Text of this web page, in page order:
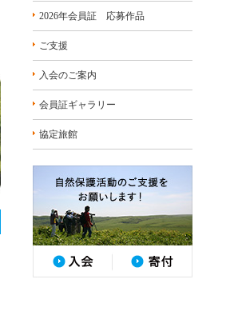
2026年会員証 応募作品
ご支援
入会のご案内
会員証ギャラリー
協定旅館